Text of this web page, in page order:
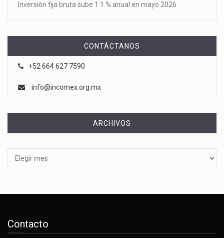
Inversión fija bruta sube 1.1 % anual en mayo 2026
CONTÁCTANOS
+52 664 627 7590
info@incomex.org.mx
ARCHIVOS
Contacto